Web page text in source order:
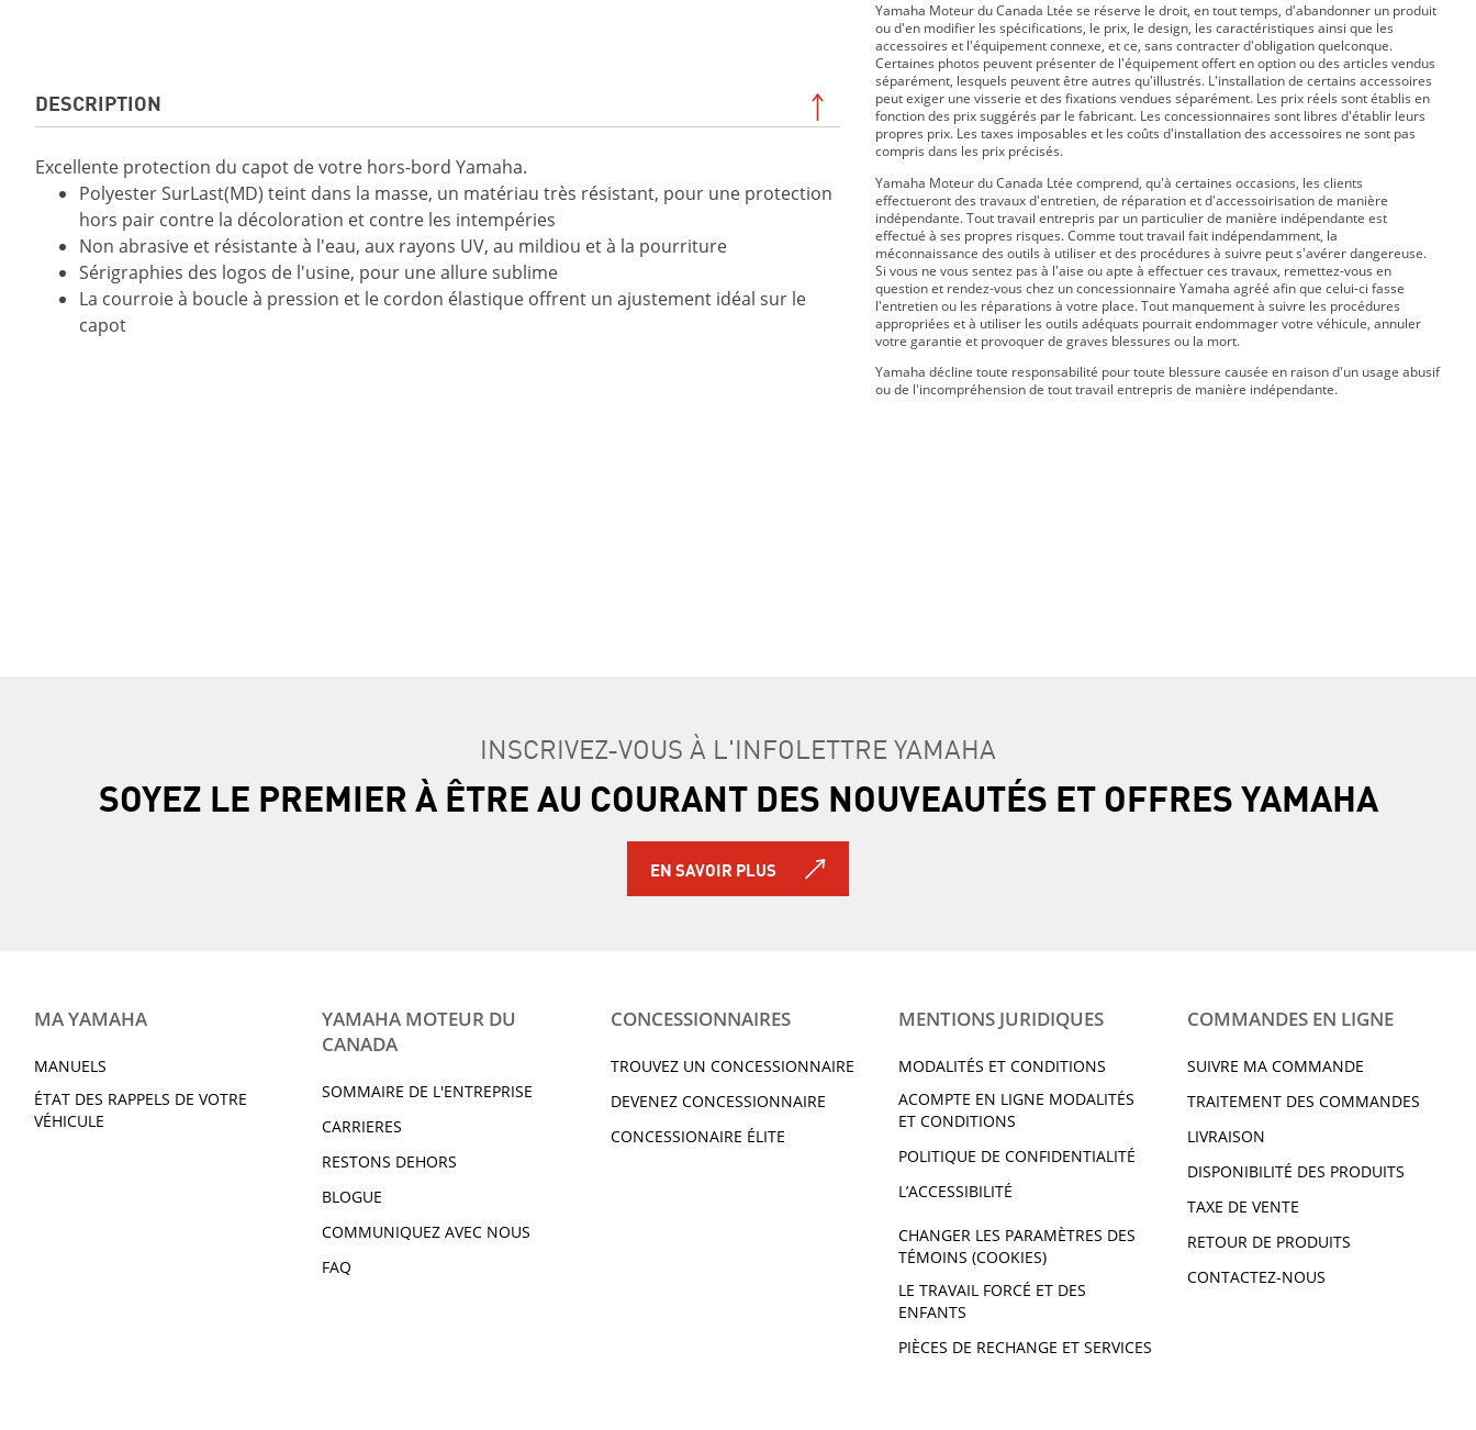
DESCRIPTION
Excellente protection du capot de votre hors-bord Yamaha.
Polyester SurLast(MD) teint dans la masse, un matériau très résistant, pour une protection
hors pair contre la décoloration et contre les intempéries
Non abrasive et résistante à l'eau, aux rayons UV, au mildiou et à la pourriture
Sérigraphies des logos de l'usine, pour une allure sublime
La courroie à boucle à pression et le cordon élastique offrent un ajustement idéal sur le
capot
Yamaha Moteur du Canada Ltée se réserve le droit, en tout temps, d'abandonner un produit
ou d'en modifier les spécifications, le prix, le design, les caractéristiques ainsi que les
accessoires et l'équipement connexe, et ce, sans contracter d'obligation quelconque.
Certaines photos peuvent présenter de l'équipement offert en option ou des articles vendus
séparément, lesquels peuvent être autres qu'illustrés. L'installation de certains accessoires
peut exiger une visserie et des fixations vendues séparément. Les prix réels sont établis en
fonction des prix suggérés par le fabricant. Les concessionnaires sont libres d'établir leurs
propres prix. Les taxes imposables et les coûts d'installation des accessoires ne sont pas
compris dans les prix précisés.
Yamaha Moteur du Canada Ltée comprend, qu'à certaines occasions, les clients
effectueront des travaux d'entretien, de réparation et d'accessoirisation de manière
indépendante. Tout travail entrepris par un particulier de manière indépendante est
effectué à ses propres risques. Comme tout travail fait indépendamment, la
méconnaissance des outils à utiliser et des procédures à suivre peut s'avérer dangereuse.
Si vous ne vous sentez pas à l'aise ou apte à effectuer ces travaux, remettez-vous en
question et rendez-vous chez un concessionnaire Yamaha agréé afin que celui-ci fasse
l'entretien ou les réparations à votre place. Tout manquement à suivre les procédures
appropriées et à utiliser les outils adéquats pourrait endommager votre véhicule, annuler
votre garantie et provoquer de graves blessures ou la mort.
Yamaha décline toute responsabilité pour toute blessure causée en raison d'un usage abusif
ou de l'incompréhension de tout travail entrepris de manière indépendante.
INSCRIVEZ-VOUS À L'INFOLETTRE YAMAHA
SOYEZ LE PREMIER À ÊTRE AU COURANT DES NOUVEAUTÉS ET OFFRES YAMAHA
EN SAVOIR PLUS
MA YAMAHA
MANUELS
ÉTAT DES RAPPELS DE VOTRE
VÉHICULE
YAMAHA MOTEUR DU
CANADA
SOMMAIRE DE L'ENTREPRISE
CARRIERES
RESTONS DEHORS
BLOGUE
COMMUNIQUEZ AVEC NOUS
FAQ
CONCESSIONNAIRES
TROUVEZ UN CONCESSIONNAIRE
DEVENEZ CONCESSIONNAIRE
CONCESSIONAIRE ÉLITE
MENTIONS JURIDIQUES
MODALITÉS ET CONDITIONS
ACOMPTE EN LIGNE MODALITÉS
ET CONDITIONS
POLITIQUE DE CONFIDENTIALITÉ
L’ACCESSIBILITÉ
CHANGER LES PARAMÈTRES DES
TÉMOINS (COOKIES)
LE TRAVAIL FORCÉ ET DES
ENFANTS
PIÈCES DE RECHANGE ET SERVICES
COMMANDES EN LIGNE
SUIVRE MA COMMANDE
TRAITEMENT DES COMMANDES
LIVRAISON
DISPONIBILITÉ DES PRODUITS
TAXE DE VENTE
RETOUR DE PRODUITS
CONTACTEZ-NOUS